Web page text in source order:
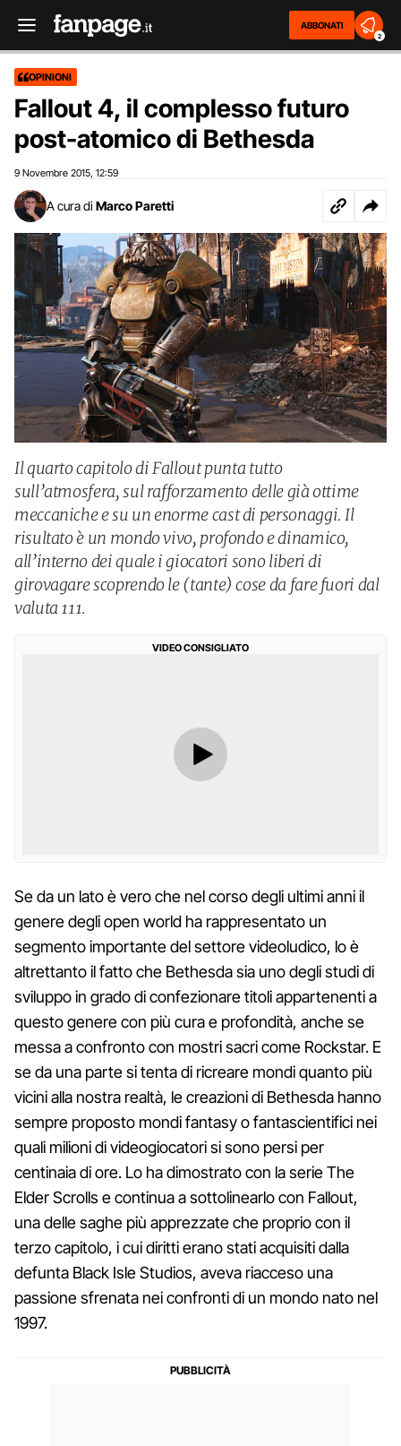
ABBONATI
2
OPINIONI
Fallout 4, il complesso futuro
post-atomico di Bethesda
9 Novembre 2015 12:59
A cura di Marco Paretti
Il quarto capitolo di Fallout punta tutto
sull’atmosfera, sul rafforzamento delle già ottime
meccaniche e su un enorme cast di personaggi. Il
risultato è un mondo vivo, profondo e dinamico,
all’interno dei quale i giocatori sono liberi di
girovagare scoprendo le (tante) cose da fare fuori dal
valuta 111.
VIDEO CONSIGLIATO
Se da un lato è vero che nel corso degli ultimi anni il
genere degli open world ha rappresentato un
segmento importante del settore videoludico, lo è
altrettanto il fatto che Bethesda sia uno degli studi di
sviluppo in grado di confezionare titoli appartenenti a
questo genere con più cura e profondità, anche se
messa a confronto con mostri sacri come Rockstar. E
se da una parte si tenta di ricreare mondi quanto più
vicini alla nostra realtà, le creazioni di Bethesda hanno
sempre proposto mondi fantasy o fantascientifici nei
quali milioni di videogiocatori si sono persi per
centinaia di ore. Lo ha dimostrato con la serie The
Elder Scrolls e continua a sottolinearlo con Fallout,
una delle saghe più apprezzate che proprio con il
terzo capitolo, i cui diritti erano stati acquisiti dalla
defunta Black Isle Studios, aveva riacceso una
passione sfrenata nei confronti di un mondo nato nel
1997.